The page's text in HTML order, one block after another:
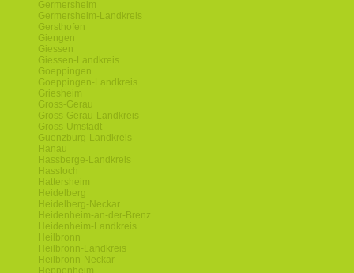
Germersheim
Germersheim-Landkreis
Gersthofen
Giengen
Giessen
Giessen-Landkreis
Goeppingen
Goeppingen-Landkreis
Griesheim
Gross-Gerau
Gross-Gerau-Landkreis
Gross-Umstadt
Guenzburg-Landkreis
Hanau
Hassberge-Landkreis
Hassloch
Hattersheim
Heidelberg
Heidelberg-Neckar
Heidenheim-an-der-Brenz
Heidenheim-Landkreis
Heilbronn
Heilbronn-Landkreis
Heilbronn-Neckar
Heppenheim